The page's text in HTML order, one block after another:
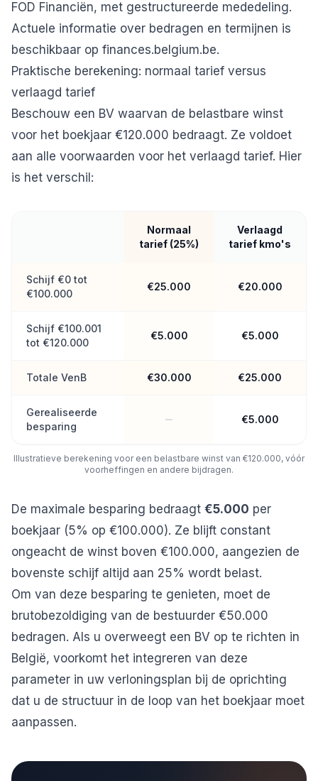
FOD Financiën, met gestructureerde mededeling.
Actuele informatie over bedragen en termijnen is
beschikbaar op finances.belgium.be.
Praktische berekening: normaal tarief versus
verlaagd tarief
Beschouw een BV waarvan de belastbare winst
voor het boekjaar €120.000 bedraagt. Ze voldoet
aan alle voorwaarden voor het verlaagd tarief. Hier
is het verschil:
Normaal
tarief (25%)
Verlaagd
tarief kmo's
Schijf €0 tot
€100.000
€25.000 €20.000
Schijf €100.001
tot €120.000
€5.000 €5.000
Totale VenB €30.000 €25.000
Gerealiseerde
besparing
€5.000
Illustratieve berekening voor een belastbare winst van €120.000, vóór
voorheffingen en andere bijdragen.
De maximale besparing bedraagt €5.000 per
boekjaar (5% op €100.000). Ze blijft constant
ongeacht de winst boven €100.000, aangezien de
bovenste schijf altijd aan 25% wordt belast.
Om van deze besparing te genieten, moet de
brutobezoldiging van de bestuurder €50.000
bedragen. Als u overweegt een BV op te richten in
België, voorkomt het integreren van deze
parameter in uw verloningsplan bij de oprichting
dat u de structuur in de loop van het boekjaar moet
aanpassen.